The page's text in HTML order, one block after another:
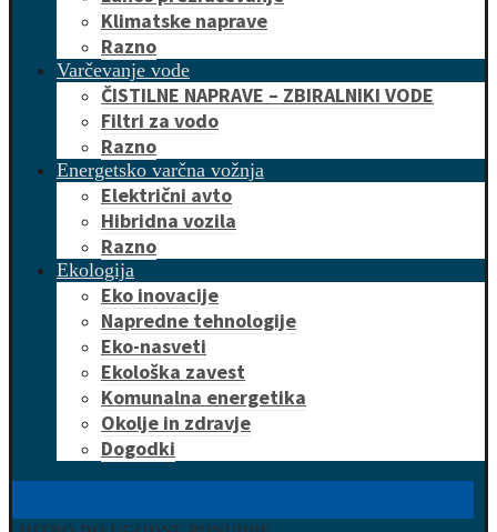
Klimatske naprave
Razno
Varčevanje vode
ČISTILNE NAPRAVE – ZBIRALNIKI VODE
Filtri za vodo
Razno
Energetsko varčna vožnja
Električni avto
Hibridna vozila
Razno
Ekologija
Eko inovacije
Napredne tehnologije
Eko-nasveti
Ekološka zavest
Komunalna energetika
Okolje in zdravje
Dogodki